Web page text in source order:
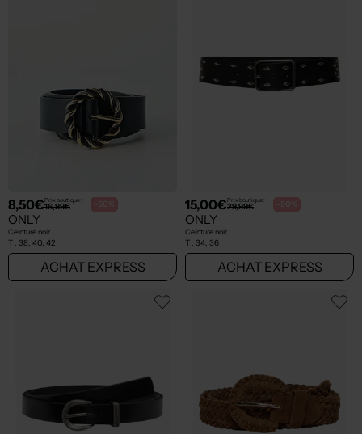
8,50€Prix boutique :
16,99€ -50%
ONLY
Ceinture noir
T : 38, 40, 42
ACHAT EXPRESS
15,00€Prix boutique :
29,99€ -50%
ONLY
Ceinture noir
T : 34, 36
ACHAT EXPRESS